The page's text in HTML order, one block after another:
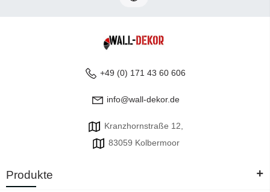
+49 (0) 171 43 60 606
info@wall-dekor.de
Kranzhornstraße 12,
83059 Kolbermoor
Produkte +